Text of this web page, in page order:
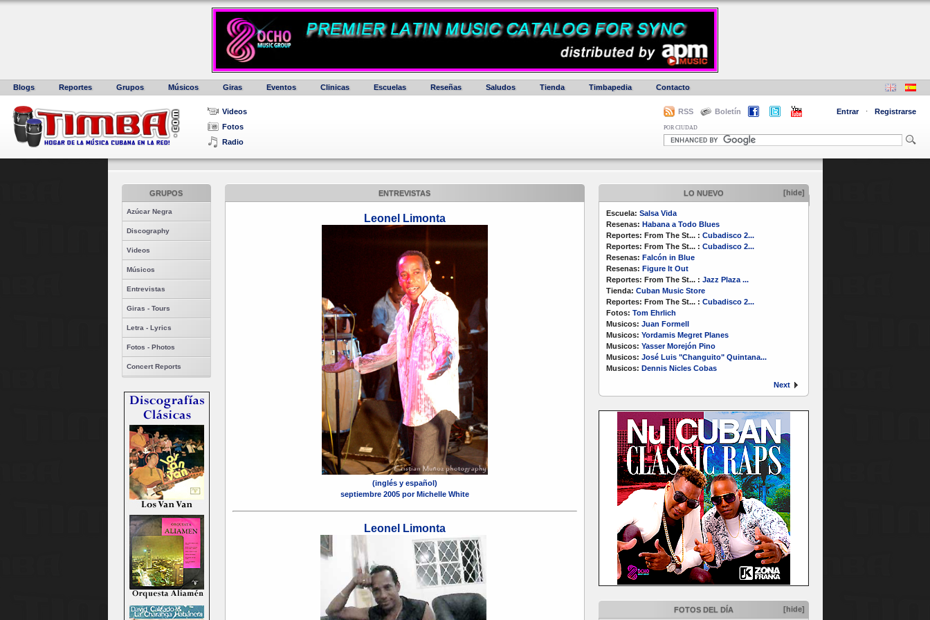
Blogs Reportes Grupos Músicos Giras Eventos Clinicas Escuelas Reseñas Saludos Tienda Timbapedia Contacto
Videos
Fotos
Radio
RSS Boletín Entrar · Registrarse
POR CIUDAD
GRUPOS
Azúcar Negra
Discography
Videos
Músicos
Entrevistas
Giras - Tours
Letra - Lyrics
Fotos - Photos
Concert Reports
LO NUEVO [hide]
Escuela: Salsa Vida
Resenas: Habana a Todo Blues
Reportes: From The St... : Cubadisco 2...
Reportes: From The St... : Cubadisco 2...
Resenas: Falcón in Blue
Resenas: Figure It Out
Reportes: From The St... : Jazz Plaza ...
Tienda: Cuban Music Store
Reportes: From The St... : Cubadisco 2...
Fotos: Tom Ehrlich
Musicos: Juan Formell
Musicos: Yordamis Megret Planes
Musicos: Yasser Morejón Pino
Musicos: José Luis "Changuito" Quintana...
Musicos: Dennis Nicles Cobas
Next
FOTOS DEL DÍA [hide]
ENTREVISTAS
Leonel Limonta
(inglés y español)
septiembre 2005 por Michelle White
Leonel Limonta